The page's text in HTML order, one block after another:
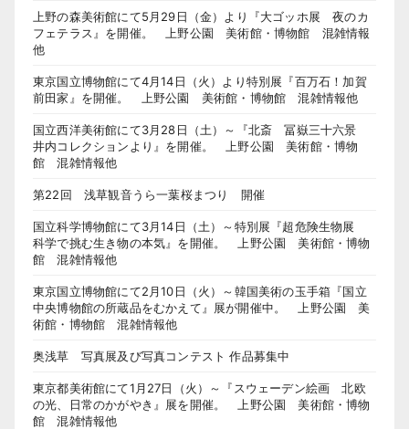
上野の森美術館にて5月29日（金）より『大ゴッホ展 夜のカ
フェテラス』を開催。 上野公園 美術館・博物館 混雑情報
他
東京国立博物館にて4月14日（火）より特別展『百万石！加賀
前田家』を開催。 上野公園 美術館・博物館 混雑情報他
国立西洋美術館にて3月28日（土）～『北斎 冨嶽三十六景
井内コレクションより』を開催。 上野公園 美術館・博物
館 混雑情報他
第22回 浅草観音うら一葉桜まつり 開催
国立科学博物館にて3月14日（土）～特別展『超危険生物展
科学で挑む生き物の本気』を開催。 上野公園 美術館・博物
館 混雑情報他
東京国立博物館にて2月10日（火）～韓国美術の玉手箱『国立
中央博物館の所蔵品をむかえて』展が開催中。 上野公園 美
術館・博物館 混雑情報他
奥浅草 写真展及び写真コンテスト 作品募集中
東京都美術館にて1月27日（火）～『スウェーデン絵画 北欧
の光、日常のかがやき』展を開催。 上野公園 美術館・博物
館 混雑情報他